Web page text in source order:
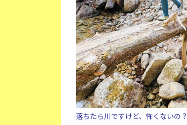
落ちたら川ですけど、怖くないの？